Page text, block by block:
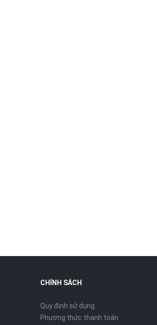
CHÍNH SÁCH
Quy định sử dụng
Phương thức thanh toán